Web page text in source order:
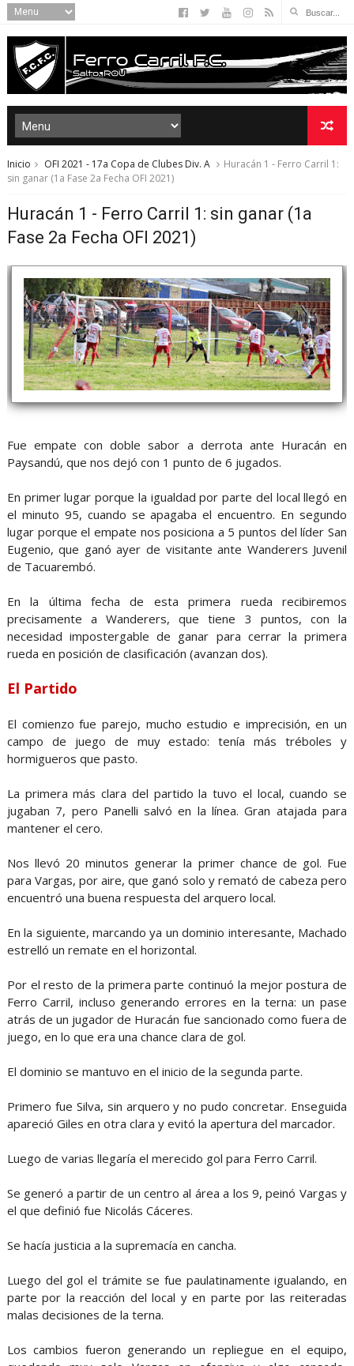
Inicio OFI 2021 - 17a Copa de Clubes Div. A
Huracán 1 - Ferro Carril 1:
sin ganar (1a Fase 2a Fecha OFI 2021)
Huracán 1 - Ferro Carril 1: sin ganar (1a
Fase 2a Fecha OFI 2021)
Fue empate con doble sabor a derrota ante Huracán en
Paysandú, que nos dejó con 1 punto de 6 jugados.
En primer lugar porque la igualdad por parte del local llegó en
el minuto 95, cuando se apagaba el encuentro. En segundo
lugar porque el empate nos posiciona a 5 puntos del líder San
Eugenio, que ganó ayer de visitante ante Wanderers Juvenil
de Tacuarembó.
En la última fecha de esta primera rueda recibiremos
precisamente a Wanderers, que tiene 3 puntos, con la
necesidad impostergable de ganar para cerrar la primera
rueda en posición de clasificación (avanzan dos).
El Partido
El comienzo fue parejo, mucho estudio e imprecisión, en un
campo de juego de muy estado: tenía más tréboles y
hormigueros que pasto.
La primera más clara del partido la tuvo el local, cuando se
jugaban 7, pero Panelli salvó en la línea. Gran atajada para
mantener el cero.
Nos llevó 20 minutos generar la primer chance de gol. Fue
para Vargas, por aire, que ganó solo y remató de cabeza pero
encuentró una buena respuesta del arquero local.
En la siguiente, marcando ya un dominio interesante, Machado
estrelló un remate en el horizontal.
Por el resto de la primera parte continuó la mejor postura de
Ferro Carril, incluso generando errores en la terna: un pase
atrás de un jugador de Huracán fue sancionado como fuera de
juego, en lo que era una chance clara de gol.
El dominio se mantuvo en el inicio de la segunda parte.
Primero fue Silva, sin arquero y no pudo concretar. Enseguida
apareció Giles en otra clara y evitó la apertura del marcador.
Luego de varias llegaría el merecido gol para Ferro Carril.
Se generó a partir de un centro al área a los 9, peinó Vargas y
el que definió fue Nicolás Cáceres.
Se hacía justicia a la supremacía en cancha.
Luego del gol el trámite se fue paulatinamente igualando, en
parte por la reacción del local y en parte por las reiteradas
malas decisiones de la terna.
Los cambios fueron generando un repliegue en el equipo,